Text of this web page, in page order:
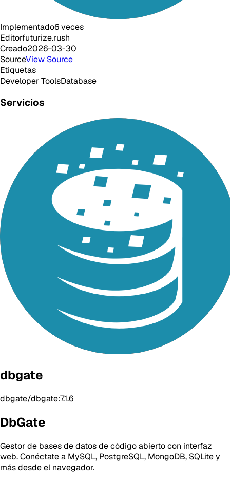
Implementado6veces
Editorfuturize.rush
Creado2026-03-30
SourceView Source
Etiquetas
Developer ToolsDatabase
Servicios
dbgate
dbgate/dbgate:7.1.6
DbGate
Gestor de bases de datos de código abierto con interfaz
web. Conéctate a MySQL, PostgreSQL, MongoDB, SQLite y
más desde el navegador.